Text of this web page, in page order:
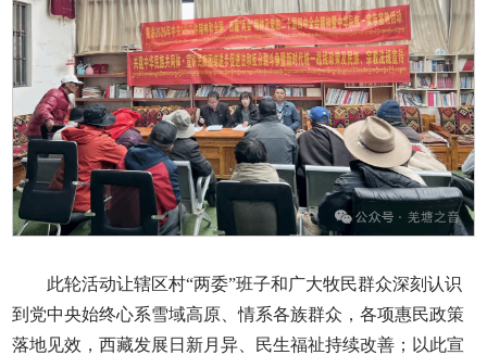
此轮活动让辖区村“两委”班子和广大牧民群众深刻认识
到党中央始终心系雪域高原、情系各族群众，各项惠民政策
落地见效，西藏发展日新月异、民生福祉持续改善；以此宣